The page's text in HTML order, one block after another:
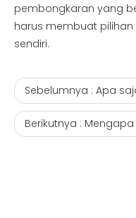
pembongkaran yang
harus membuat
sendiri.
Sebelumnya : Apa saja
Berikutnya : Mengapa